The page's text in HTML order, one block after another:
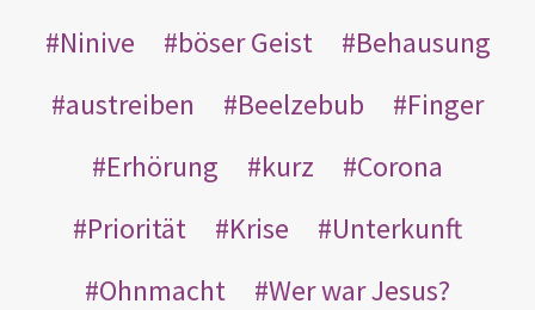
Ninive
böser Geist
Behausung
austreiben
Beelzebub
Finger
Erhörung
kurz
Corona
Priorität
Krise
Unterkunft
Ohnmacht
Wer war Jesus?